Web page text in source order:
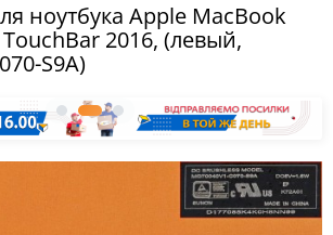
ноутбука Apple MacBook
2016, (левый,
S9A)